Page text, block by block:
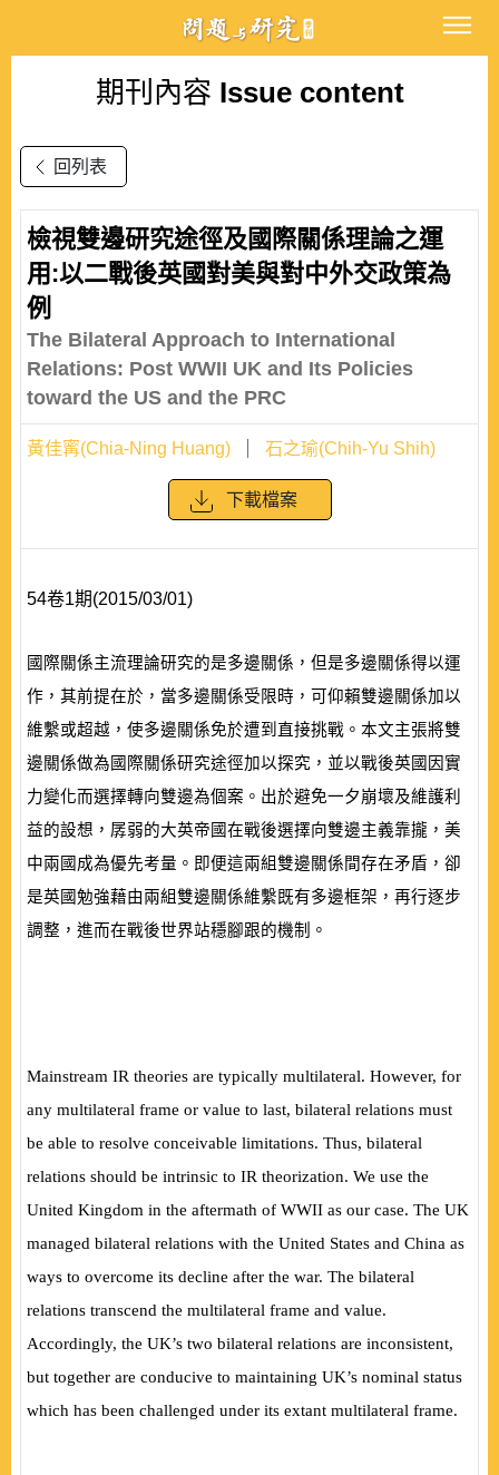
期刊內容 Issue content
回列表
檢視雙邊研究途徑及國際關係理論之運
用:以二戰後英國對美與對中外交政策為
例
The Bilateral Approach to International
Relations: Post WWII UK and Its Policies
toward the US and the PRC
黃佳寗(Chia-Ning Huang) 石之瑜(Chih-Yu Shih)
下載檔案
54卷1期(2015/03/01)
國際關係主流理論研究的是多邊關係，但是多邊關係得以運
作，其前提在於，當多邊關係受限時，可仰賴雙邊關係加以
維繫或超越，使多邊關係免於遭到直接挑戰。本文主張將雙
邊關係做為國際關係研究途徑加以探究，並以戰後英國因實
力變化而選擇轉向雙邊為個案。出於避免一夕崩壞及維護利
益的設想，孱弱的大英帝國在戰後選擇向雙邊主義靠攏，美
中兩國成為優先考量。即便這兩組雙邊關係間存在矛盾，卻
是英國勉強藉由兩組雙邊關係維繫既有多邊框架，再行逐步
調整，進而在戰後世界站穩腳跟的機制。
Mainstream IR theories are typically multilateral. However, for
any multilateral frame or value to last, bilateral relations must
be able to resolve conceivable limitations. Thus, bilateral
relations should be intrinsic to IR theorization. We use the
United Kingdom in the aftermath of WWII as our case. The UK
managed bilateral relations with the United States and China as
ways to overcome its decline after the war. The bilateral
relations transcend the multilateral frame and value.
Accordingly, the UK’s two bilateral relations are inconsistent,
but together are conducive to maintaining UK’s nominal status
which has been challenged under its extant multilateral frame.